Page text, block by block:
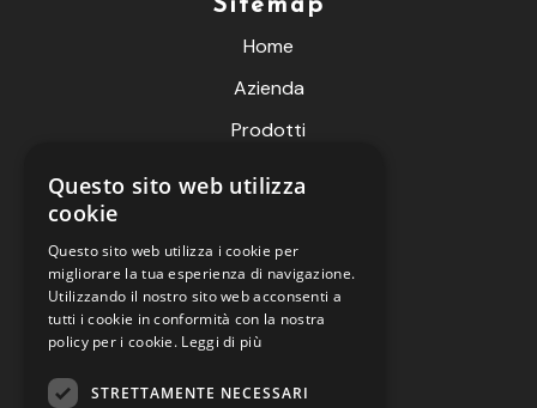
Sitemap
Home
Azienda
Prodotti
Fiere
Live Meteo
B2B
Informazioni
Questo sito web utilizza
cookie
Questo sito web utilizza i cookie per
migliorare la tua esperienza di navigazione.
Utilizzando il nostro sito web acconsenti a
tutti i cookie in conformità con la nostra
policy per i cookie. Leggi di più
STRETTAMENTE NECESSARI